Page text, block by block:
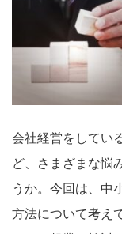
会社経営をしてい
ど、さまざまな悩
うか。今回は、中
方法について考え